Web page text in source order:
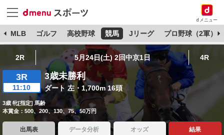
dメニュー
MLB ゴルフ 高校野球 競馬 Jリーグ プロ野球（2軍）
2R 5月24日(土) 2回中京1日 4R
3R
11:10
3歳未勝利
ダート 左・1,700m 16頭
3歳 牝[指定] 馬齢
本賞金：500、200、130、75、50万円
出馬表 データ分析 オッズ 結果